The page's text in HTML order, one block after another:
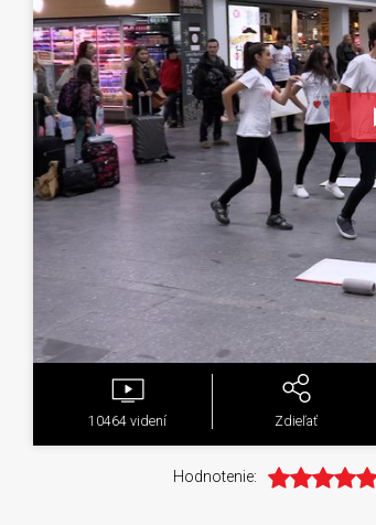
10464videní Zdieľať
Hodnotenie: